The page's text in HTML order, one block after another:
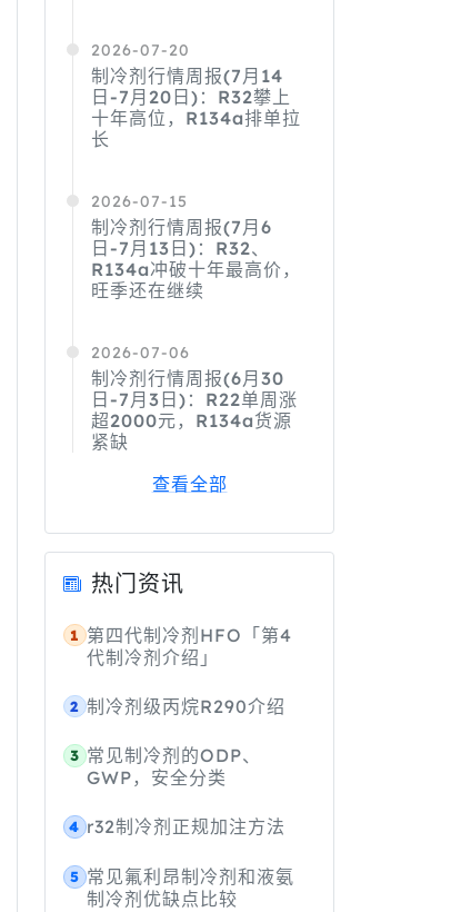
2026-07-20
制冷剂行情周报(7月14
日-7月20日)：R32攀上
十年高位，R134a排单拉
长
2026-07-15
制冷剂行情周报(7月6
日-7月13日)：R32、
R134a冲破十年最高价，
旺季还在继续
2026-07-06
制冷剂行情周报(6月30
日-7月3日)：R22单周涨
超2000元，R134a货源
紧缺
查看全部
热门资讯
1 第四代制冷剂HFO「第4
代制冷剂介绍」
2 制冷剂级丙烷R290介绍
3 常见制冷剂的ODP、
GWP，安全分类
4 r32制冷剂正规加注方法
5 常见氟利昂制冷剂和液氨
制冷剂优缺点比较